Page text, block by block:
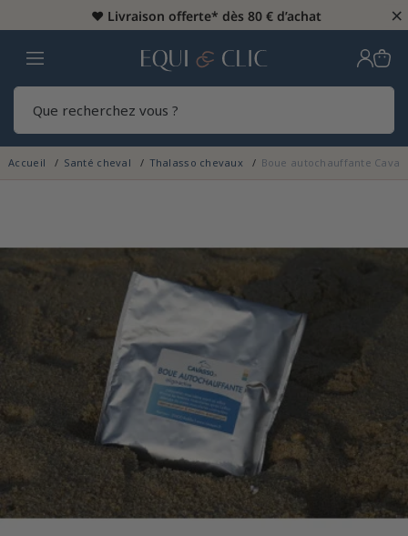
♥️ Livraison offerte* dès 80 € d’achat ×
Home
Accueil Santé cheval Thalasso chevaux Boue autochauffante